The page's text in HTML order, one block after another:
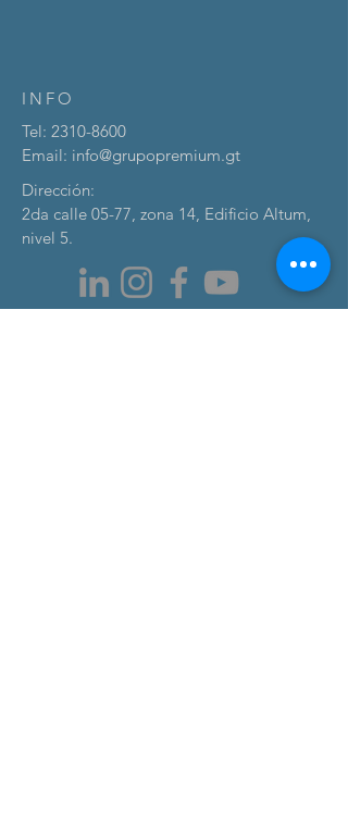
INFO
Tel: 2310-8600
Email: info@grupopremium.gt
Dirección:
2da calle 05-77, zona 14, Edificio Altum,
nivel 5.